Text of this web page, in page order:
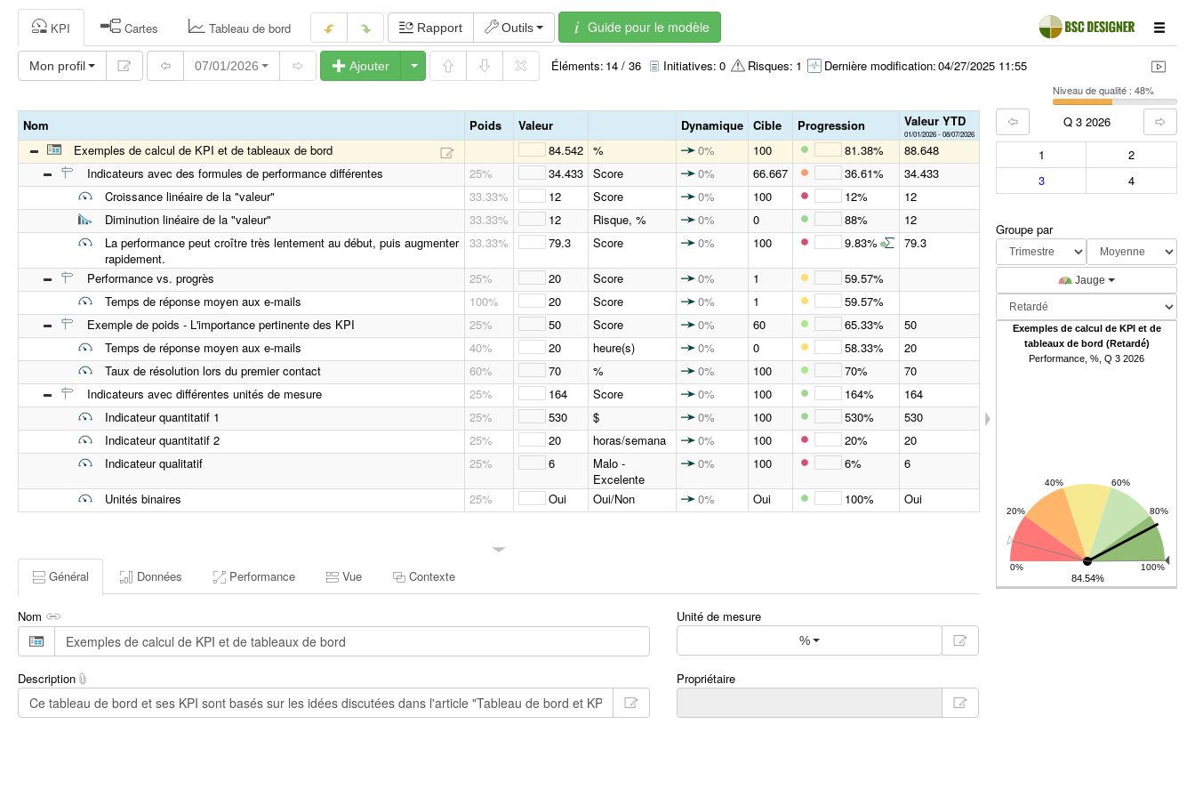
KPI Cartes Tableau de bord Rapport Outils Guide pour le modèle
Mon profil 07/01/2026 Ajouter Éléments: 14 / 36 Initiatives: 0 Risques: 1 Dernière modification:04/27/2025 11:55
Niveau de qualité : 48%
Nom Poids Valeur Dynamique Cible Progression Valeur YTD
01/01/2026 - 08/07/2026
Exemples de calcul de KPI et de tableaux de bord 84.542 % 0% 100 81.38%
88.648
Indicateurs avec des formules de performance différentes
25% 34.433 Score 0% 66.667 36.61%
34.433
Croissance linéaire de la "valeur"
33.33% 12 Score 0% 100 12%
12
Diminution linéaire de la "valeur"
33.33% 12 Risque, % 0% 0 88%
12
La performance peut croître très lentement au début, puis augmenter
rapidement.
33.33% 79.3 Score 0% 100 9.83% 79.3
Performance vs. progrès 25% 20 Score 0% 1
59.57%
Temps de réponse moyen aux e-mails
100% 20 Score 0% 1
59.57%
Exemple de poids - L'importance pertinente des KPI
25% 50 Score 0% 60 65.33%
50
Temps de réponse moyen aux e-mails
40% 20 heure(s) 0% 0 58.33%
20
Taux de résolution lors du premier contact
60% 70 % 0% 100 70%
70
Indicateurs avec différentes unités de mesure
25% 164 Score 0% 100 164%
164
Indicateur quantitatif 1
25% 530 $ 0% 100 530%
530
Indicateur quantitatif 2
25% 20 horas/semana 0% 100 20%
20
Indicateur qualitatif
25% 6
Malo -
Excelente
0% 100 6% 6
Unités binaires 25% Oui Oui/Non 0% Oui 100% Oui
Général Données Performance Vue Contexte
Nom Unité de mesure
%
Description Propriétaire
Q 3 2026
1
2
3
4
Groupe par
Jauge
Exemples de calcul de KPI et de
tableaux de bord (Retardé)
Performance, %, Q 3 2026
84.54%